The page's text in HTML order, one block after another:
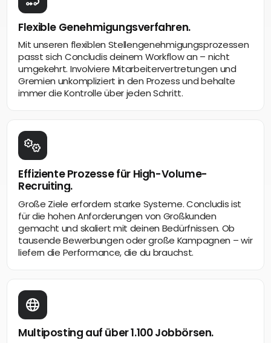
Flexible Genehmigungsverfahren.
Mit unseren flexiblen Stellengenehmigungsprozessen
passt sich Concludis deinem Workflow an – nicht
umgekehrt. Involviere Mitarbeitervertretungen und
Gremien unkompliziert in den Prozess und behalte
immer die Kontrolle über jeden Schritt.
Effiziente Prozesse für High-Volume-
Recruiting.
Große Ziele erfordern starke Systeme. Concludis ist
für die hohen Anforderungen von Großkunden
gemacht und skaliert mit deinen Bedürfnissen. Ob
tausende Bewerbungen oder große Kampagnen – wir
liefern die Performance, die du brauchst.
Multiposting auf über 1.100 Jobbörsen.